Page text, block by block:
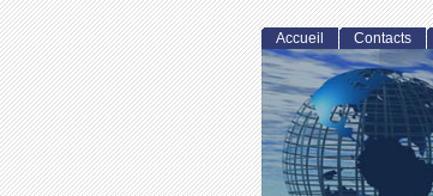
Accueil Contacts